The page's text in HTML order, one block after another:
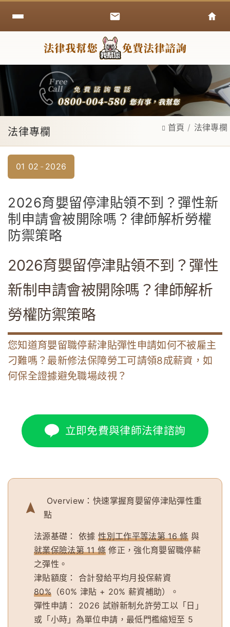
法律專欄 首頁 法律專欄
01 02 2026
2026育嬰留停津貼領不到？彈性新
制申請會被開除嗎？律師解析勞權
防禦策略
2026育嬰留停津貼領不到？彈性
新制申請會被開除嗎？律師解析
勞權防禦策略
您知道育嬰留職停薪津貼彈性申請如何不被雇主
刁難嗎？最新修法保障勞工可請領8成薪資，如
何保全證據避免職場歧視？
立即免費與律師法律諮詢
Overview：快速掌握育嬰留停津貼彈性重
點
法源基礎： 依據性別工作平等法第 16 條與
就業保險法第 11 條修正，強化育嬰留職停薪
之彈性。
津貼額度：
合計發給平均月投保薪資
80% （60% 津貼 + 20% 薪資補助）。
彈性申請：
2026 試辦新制允許勞工以「日」
或「小時」為單位申請，最低門檻縮短至 5